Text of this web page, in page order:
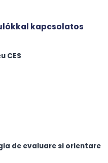
kapcsolatos
CES
de evaluare si orientare